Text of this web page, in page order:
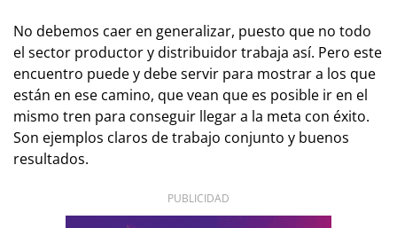
No debemos caer en generalizar, puesto que no todo
el sector productor y distribuidor trabaja así. Pero este
encuentro puede y debe servir para mostrar a los que
están en ese camino, que vean que es posible ir en el
mismo tren para conseguir llegar a la meta con éxito.
Son ejemplos claros de trabajo conjunto y buenos
resultados.
PUBLICIDAD